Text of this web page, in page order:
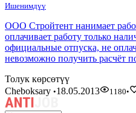
Ишенимдүү
ООО Стройтент нанимает
оплачивает работу только
официальные отпуска, не
невозможно получить расчёт
Толук көрсөтүү
Cheboksary •18.05.2013 1180•